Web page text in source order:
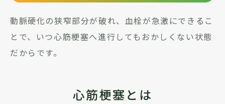
動脈硬化の狭窄部分が破れ、血栓が急激にできるこ
とで、いつ心筋梗塞へ進行してもおかしくない状態
だからです。
心筋梗塞とは